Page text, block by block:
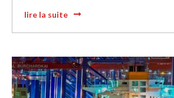
lire la suite